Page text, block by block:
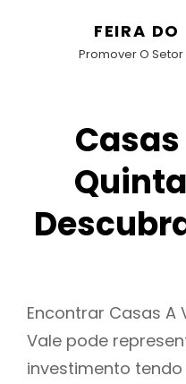
FEIRA
Promover O
Encontrar Casas A
Vale pode
investimento